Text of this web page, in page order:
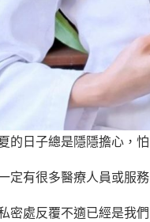
的日子總是隱隱擔心，
定有很多醫療人員或服
密處反覆不適已經是我